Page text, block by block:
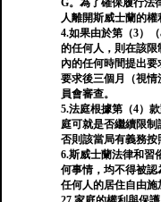
G。為了確保履行法
人離開斯威士蘭的權
4.如果由於第（3）
的任何人，則在該限
內的任何時間提出
要求後三個月（視
員會審查。
5.法庭根據第（4）
庭可就是否繼續限制
否則該當局有義務按
6.斯威士蘭法律和習
何事情，均不得被
任何人的居住自由施